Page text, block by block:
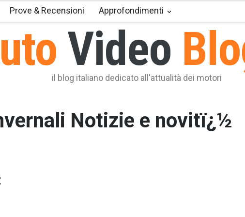
Video
il blog italiano dedicato all'attualità dei motori
Prove & Recensioni Approfondimenti
Notizie e novitï¿½